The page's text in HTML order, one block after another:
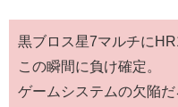
黒ブロス星7マルチに
この瞬間に負け確定。
ゲームシステムの欠陥だ